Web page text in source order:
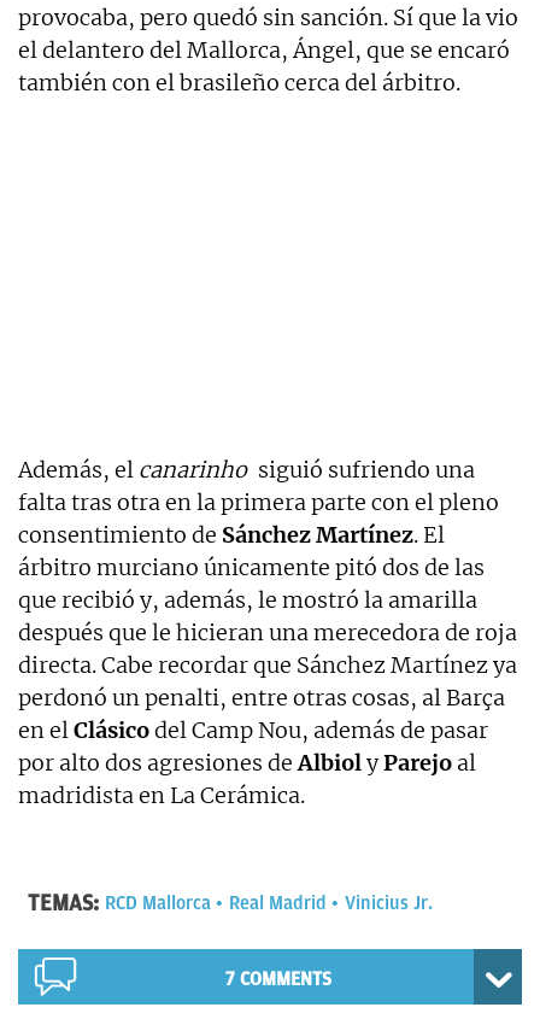
provocaba, pero quedó sin sanción. Sí que la vio
el delantero del Mallorca, Ángel, que se encaró
también con el brasileño cerca del árbitro.
Además, el canarinho siguió sufriendo una
falta tras otra en la primera parte con el pleno
consentimiento de Sánchez Martínez. El
árbitro murciano únicamente pitó dos de las
que recibió y, además, le mostró la amarilla
después que le hicieran una merecedora de roja
directa. Cabe recordar que Sánchez Martínez ya
perdonó un penalti, entre otras cosas, al Barça
en elClásicodel Camp Nou, además de pasar
por alto dos agresiones deAlbiolyParejo al
madridista en La Cerámica.
TEMAS: RCD Mallorca Real Madrid Vinicius Jr.
7 COMMENTS